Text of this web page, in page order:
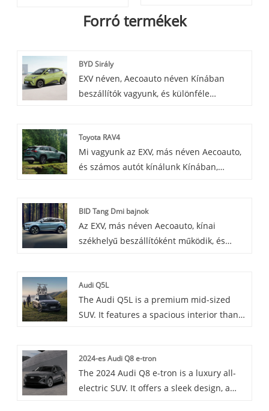
Forró termékek
BYD Sirály
EXV néven, Aecoauto néven Kínában
beszállítók vagyunk, és különféle
stílusos és hangulatos külső dizájnnal,
tágas és kényelmes belső terekkel
rendelkezik. Kényelmes ülésekkel és
biztosít.
Toyota RAV4
Mi vagyunk az EXV, más néven Aecoauto,
és számos autót kínálunk Kínában,
amelyet tartósságáért és
sokoldalúságáért dicsértek.
BID Tang Dmi bajnok
Az EXV, más néven Aecoauto, kínai
székhelyű beszállítóként működik, és
DMI Champion egy közepes méretű SUV a
BYD Auto alatt, sportosabb dizájnnal és
teljesítményjellemzőkkel.
Audi Q5L
The Audi Q5L is a premium mid-sized
SUV. It features a spacious interior thanks
different power outputs, and comes with
a stylish design and advanced
technology, making it a popular choice in
2024-es Audi Q8 e-tron
The 2024 Audi Q8 e-tron is a luxury all-
electric SUV. It offers a sleek design, a